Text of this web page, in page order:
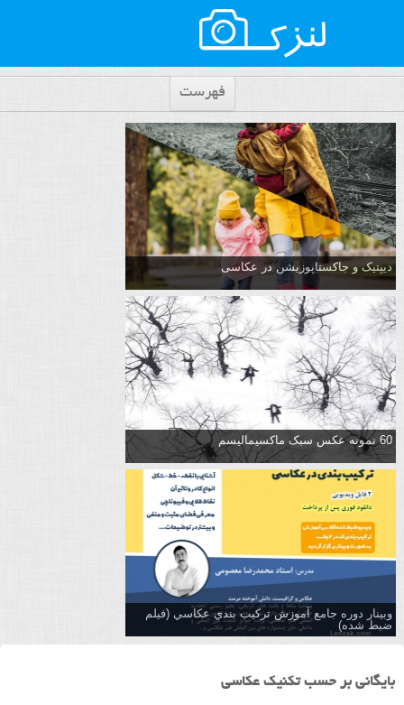
فهرست
دیپتیک و جاکستا‌پوزیشن در عکاسی
60 نمونه عکس سبک ماکسیمالیسم
وبینار دوره جامع آموزش تركيب بندي عكاسي (فیلم
ضبط شده)
بایگانی بر حسب تکنیک عکاسی